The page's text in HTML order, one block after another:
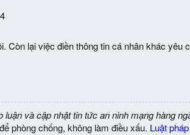
Còn lại việc điền thông tin cá nhân khác yêu
luận và cập nhật tin tức an ninh mạng hàng
phòng chống, không làm điều xấu. Luật